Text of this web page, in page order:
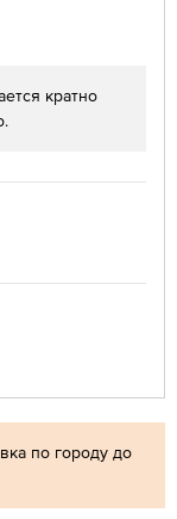
по городу до
кратно